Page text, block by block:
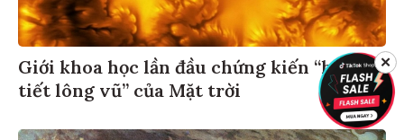
Giới khoa học lần đầu chứng kiến “họa
tiết lông vũ” của Mặt trời
✕